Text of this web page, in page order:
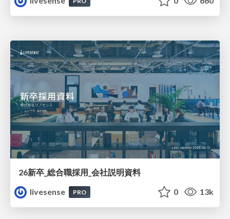
26新卒_総合職採用_会社説明資料
livesense
PRO 0 13k